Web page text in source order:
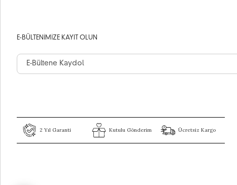
E-BÜLTENIMIZE KAYIT OLUN
2 Yıl Garanti Kutulu Gönderim Ücretsiz Kargo